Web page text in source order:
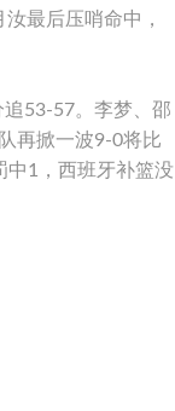
最后压哨命中，
53-57。李梦、邵
再掀一波9-0将比
中1，西班牙补篮没